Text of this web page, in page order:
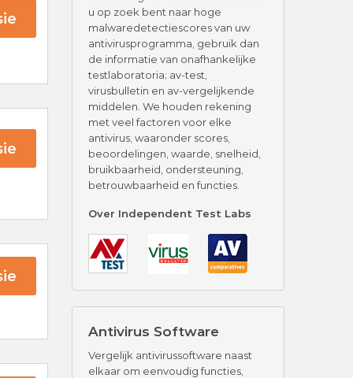
u op zoek bent naar hoge
malwaredetectiescores van uw
antivirusprogramma, gebruik dan
de informatie van onafhankelijke
testlaboratoria; av-test,
virusbulletin en av-vergelijkende
middelen. We houden rekening
met veel factoren voor elke
antivirus, waaronder scores,
beoordelingen, waarde, snelheid,
bruikbaarheid, ondersteuning,
betrouwbaarheid en functies.
Over Independent Test Labs
Antivirus Software
Vergelijk antivirussoftware naast
elkaar om eenvoudig functies,